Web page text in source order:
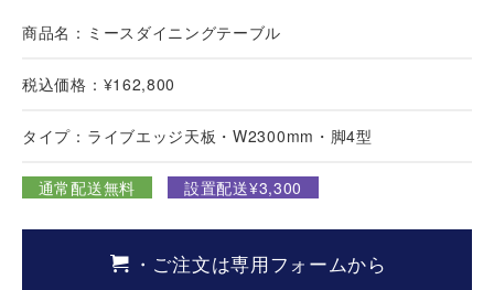
商品名：ミースダイニングテーブル
税込価格：¥162,800
タイプ：ライブエッジ天板・W2300mm・脚4型
通常配送無料 設置配送¥3,300
・ご注文は専用フォームから